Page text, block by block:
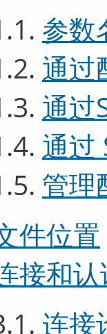
参数
通过
通过
通过
管理
件位置
接和认
连接